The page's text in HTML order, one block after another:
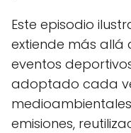
Este episodio
extiende más allá
eventos
adoptado cada
emisiones,